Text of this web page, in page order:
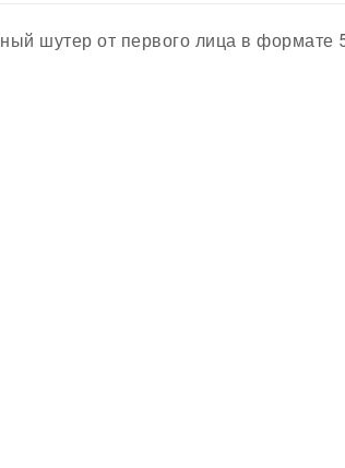
шутер от первого лица в формате